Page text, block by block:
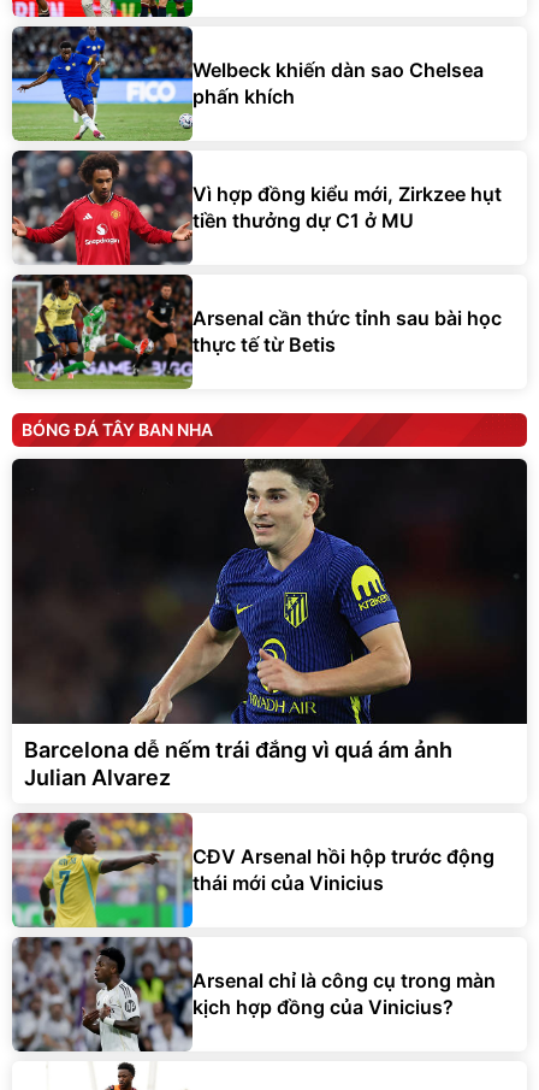
Welbeck khiến dàn sao Chelsea
phấn khích
Vì hợp đồng kiểu mới, Zirkzee hụt
tiền thưởng dự C1 ở MU
Arsenal cần thức tỉnh sau bài học
thực tế từ Betis
BÓNG ĐÁ TÂY BAN NHA
Barcelona dễ nếm trái đắng vì quá ám ảnh
Julian Alvarez
CĐV Arsenal hồi hộp trước động
thái mới của Vinicius
Arsenal chỉ là công cụ trong màn
kịch hợp đồng của Vinicius?